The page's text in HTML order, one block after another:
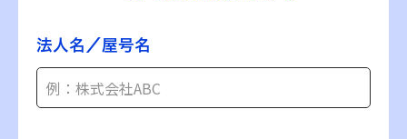
法人名／屋号名